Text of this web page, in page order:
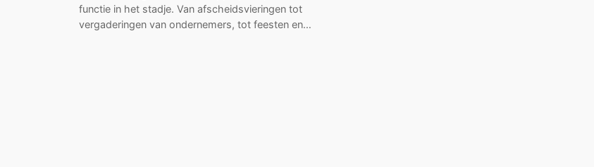
functie in het stadje. Van afscheidsvieringen tot
vergaderingen van ondernemers, tot feesten en…